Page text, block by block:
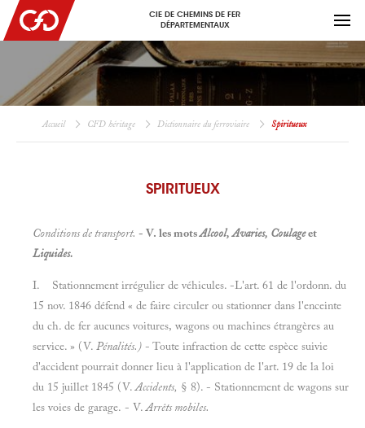
CIE DE CHEMINS DE FER
DÉPARTEMENTAUX
Accueil CFD héritage Dictionnaire du ferroviaire Spiritueux
SPIRITUEUX
Conditions de transport. - V. les motsAlcool, Avaries, Coulageet
Liquides.
I. Stationnement irrégulier de véhicules. -L'art. 61 de l'ordonn. du
15 nov. 1846 défend « de faire circuler ou stationner dans l'enceinte
du ch. de fer aucunes voitures, wagons ou machines étrangères au
service. » (V. Pénalités.) - Toute infraction de cette espèce suivie
d'accident pourrait donner lieu à l'application de l'art. 19 de la loi
du 15 juillet 1845 (V.Accidents, § 8). - Stationnement de wagons sur
les voies de garage. - V.Arrêts mobiles.